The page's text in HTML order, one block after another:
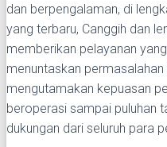
dan berpengalaman, di
yang terbaru, Canggih dan
memberikan pelayanan
menuntaskan
mengutamakan kepuasan
beroperasi sampai puluhan
dukungan dari seluruh para